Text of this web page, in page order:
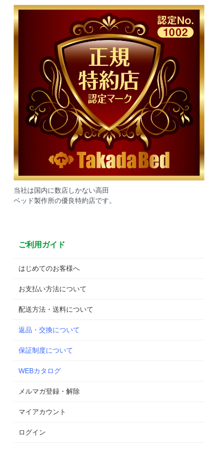
当社は国内に数店しかない高田
ベッド製作所の優良特約店です。
ご利用ガイド
はじめてのお客様へ
お支払い方法について
配送方法・送料について
返品・交換について
保証制度について
WEBカタログ
メルマガ登録・解除
マイアカウント
ログイン